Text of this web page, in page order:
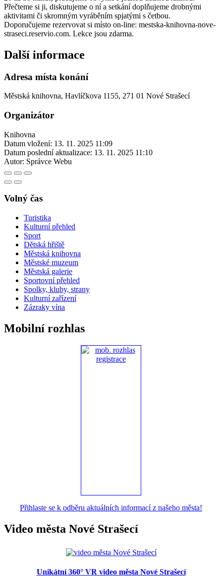
Přečteme si ji, diskutujeme o ní a setkání doplňujeme drobnými
aktivitami či skromným vyráběním spjatými s četbou.
Doporučujeme rezervovat si místo on-line: mestska-knihovna-nove-
straseci.reservio.com. Lekce jsou zdarma.
Další informace
Adresa místa konání
Městská knihovna, Havlíčkova 1155, 271 01 Nové Strašecí
Organizátor
Knihovna
Datum vložení: 13. 11. 2025 11:09
Datum poslední aktualizace: 13. 11. 2025 11:10
Autor: Správce Webu
Volný čas
Turistika
Kulturní přehled
Sport
Dětská hřiště
Městská knihovna
Městské muzeum
Městská galerie
Sportovní přehled
Spolky, kluby, strany
Kulturní zařízení
Zázraky vína
Mobilní rozhlas
Přihlaste se k odběru aktuálních informací z našeho města!
Video města Nové Strašecí
Unikátní 360° VR video města Nové Strašecí